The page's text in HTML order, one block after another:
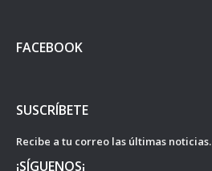
FACEBOOK
SUSCRÍBETE
Recibe a tu correo las últimas noticias.
¡SÍGUENOS¡